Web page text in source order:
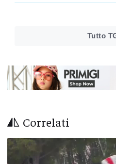
Tutto
Correlati